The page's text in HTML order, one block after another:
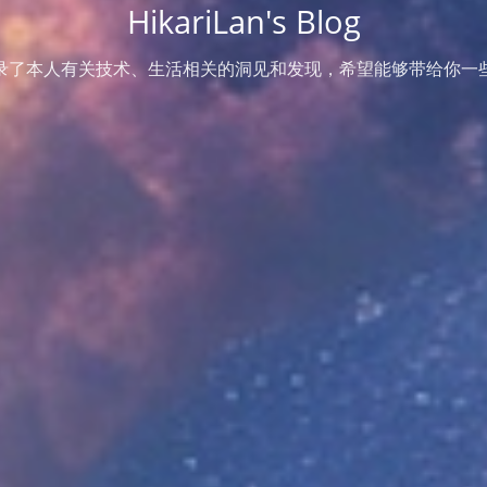
HikariLan's Blog
了本人有关技术、生活相关的洞见和发现，希望能够带给你一